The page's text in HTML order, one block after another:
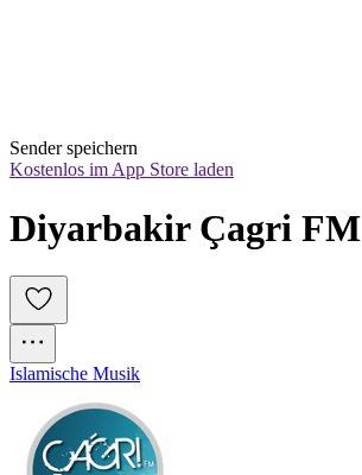
Sender speichern
Kostenlos im App Store laden
Diyarbakir Çagri FM
Islamische Musik